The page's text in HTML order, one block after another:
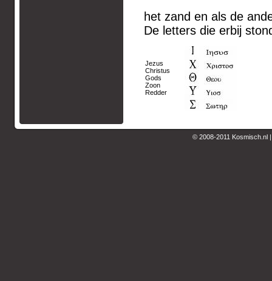
het zand en als de
De letters die erbij
Jezus
Christus
Gods
Zoon
Redder
© 2008-2011 Kosmisch.nl